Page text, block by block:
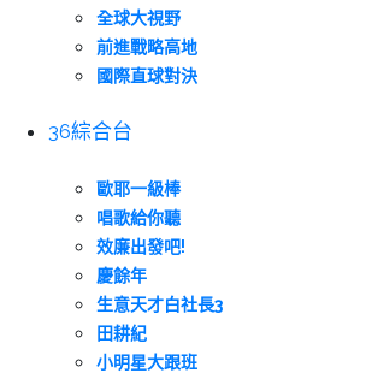
全球大視野
前進戰略高地
國際直球對決
36綜合台
歐耶一級棒
唱歌給你聽
效廉出發吧!
慶餘年
生意天才白社長3
田耕紀
小明星大跟班